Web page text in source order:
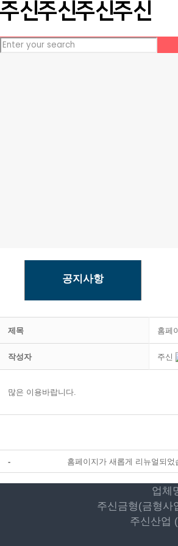
공지사항
제목 홈페
작성자 주신
많은 이용바랍니다.
- 홈페이지가 새롭게 리뉴얼되었
업체
주신금형(금형사
주신산업